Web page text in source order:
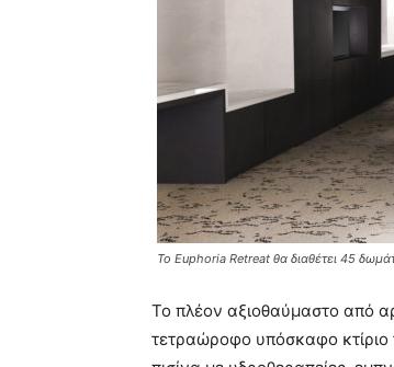
Το Euphoria Retreat θα διαθέτει 45
Το πλέον αξιοθαύμαστο από
τετραώροφο υπόσκαφο κτίριο